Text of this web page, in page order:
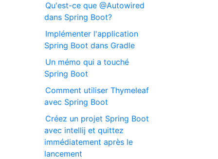
Qu'est-ce que @Autowired
dans Spring Boot?
Implémenter l'application
Spring Boot dans Gradle
Un mémo qui a touché
Spring Boot
Comment utiliser Thymeleaf
avec Spring Boot
Créez un projet Spring Boot
avec intellij et quittez
immédiatement après le
lancement